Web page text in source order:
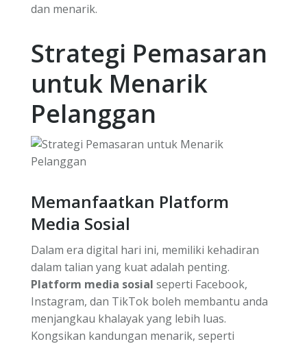
dan menarik.
Strategi Pemasaran
untuk Menarik
Pelanggan
Memanfaatkan Platform
Media Sosial
Dalam era digital hari ini, memiliki kehadiran
dalam talian yang kuat adalah penting.
Platform media sosial seperti Facebook,
Instagram, dan TikTok boleh membantu anda
menjangkau khalayak yang lebih luas.
Kongsikan kandungan menarik, seperti